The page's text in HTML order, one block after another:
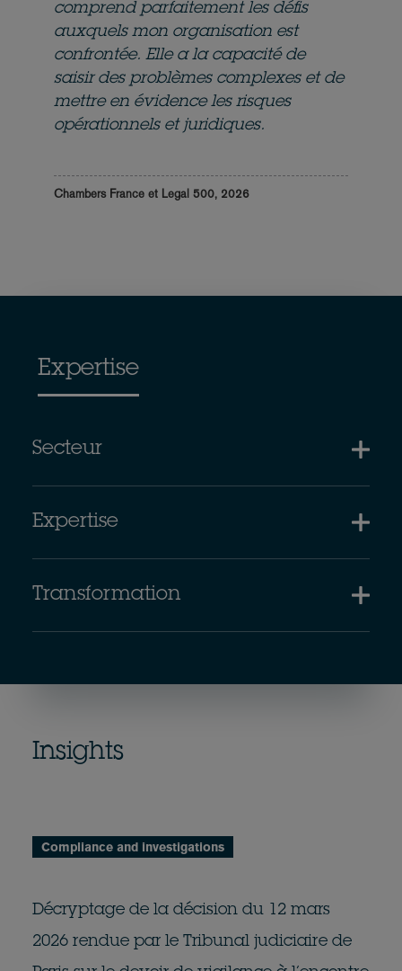
comprend parfaitement les défis
auxquels mon organisation est
confrontée. Elle a la capacité de
saisir des problèmes complexes et de
mettre en évidence les risques
opérationnels et juridiques.
Chambers France et Legal 500, 2026
Expertise
Secteur
Expertise
Transformation
Insights
Compliance and investigations
Décryptage de la décision du 12 mars
2026 rendue par le Tribunal judiciaire de